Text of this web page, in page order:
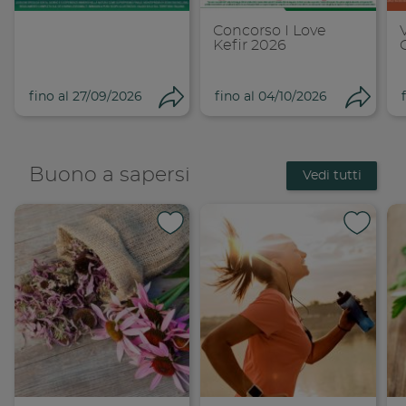
fino al 27/09/2026
Condividi su
Copia link
Concorso I Love
Kefir 2026
fino al 04/10/2026
Buono a sapersi Vedi tutti